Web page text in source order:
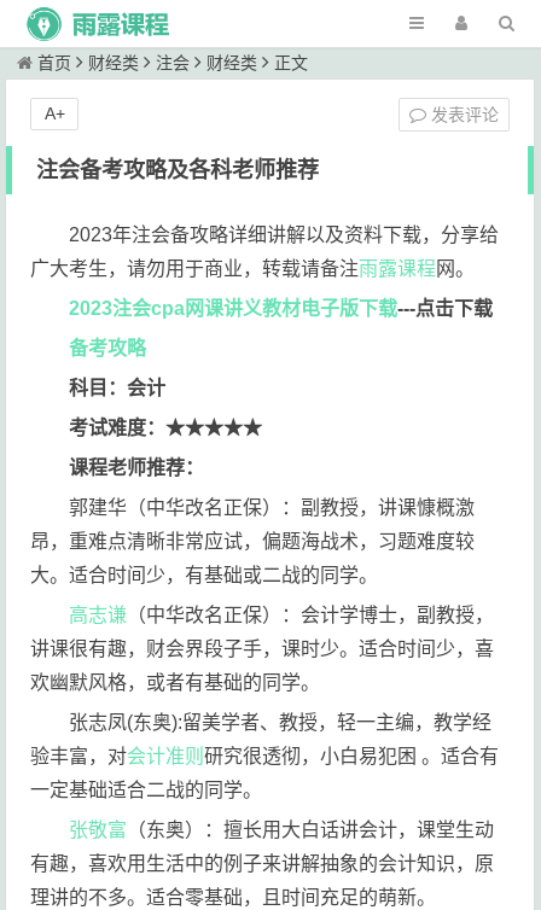
首页 财经类 注会 财经类 正文
注会备考攻略及各科老师推荐
2023年注会备攻略详细讲解以及资料下载，分享给
广大考生，请勿用于商业，转载请备注雨露课程 网。
2023注会cpa网课讲义教材电子版下载---点击下载
备考攻略
科目：会计
考试难度：★★★★★
课程老师推荐：
郭建华（中华改名正保）：副教授，讲课慷概激
昂，重难点清晰非常应试，偏题海战术，习题难度较
大。适合时间少，有基础或二战的同学。
高志谦 （中华改名正保）：会计学博士，副教授，
讲课很有趣，财会界段子手，课时少。适合时间少，喜
欢幽默风格，或者有基础的同学。
张志凤(东奥):留美学者、教授，轻一主编，教学经
验丰富，对会计准则研究很透彻，小白易犯困 。适合有
一定基础适合二战的同学。
张敬富 （东奥）：擅长用大白话讲会计，课堂生动
有趣，喜欢用生活中的例子来讲解抽象的会计知识，原
理讲的不多。适合零基础，且时间充足的萌新。
发表评论
A+